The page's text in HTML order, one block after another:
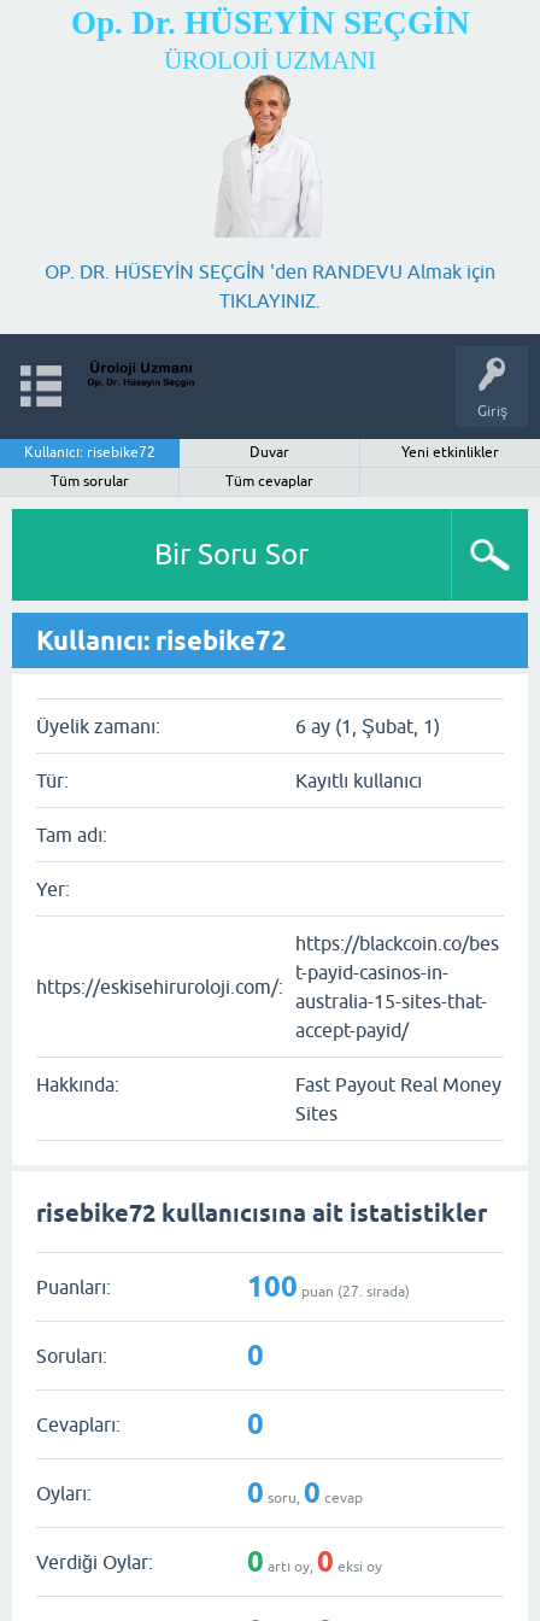
Op. Dr. HÜSEYİN SEÇGİN
ÜROLOJİ UZMANI
OP. DR. HÜSEYİN SEÇGİN 'den RANDEVU Almak için
TIKLAYINIZ.
Giriş
Kullanıcı: risebike72 Duvar
Yeni etkinlikler
Tüm sorular
Tüm cevaplar
Bir Soru Sor
Kullanıcı: risebike72
Üyelik zamanı: 6 ay (1, Şubat, 1)
Tür: Kayıtlı kullanıcı
Tam adı:
Yer:
https://eskisehiruroloji.com/:
https://blackcoin.co/bes
t-payid-casinos-in-
australia-15-sites-that-
accept-payid/
Hakkında:
Fast Payout Real Money
Sites
risebike72 kullanıcısına ait istatistikler
Puanları: 100 puan (27 . sırada)
Soruları: 0
Cevapları: 0
Oyları: 0 soru, 0 cevap
Verdiği Oylar: 0 artı oy, 0 eksi oy